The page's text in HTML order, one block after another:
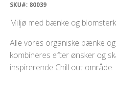
SKU#: 80039
Miljø med bænke og
Alle vores organiske bænke
kombineres efter ønsker og
inspirerende Chill out område.